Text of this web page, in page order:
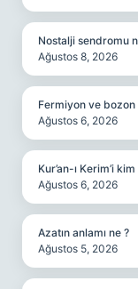
Nostalji sendromu
Ağustos 8, 2026
Fermiyon ve
Ağustos 6, 2026
Kur’an-ı Kerim’i
Ağustos 6, 2026
Azatın anlamı ne ?
Ağustos 5, 2026